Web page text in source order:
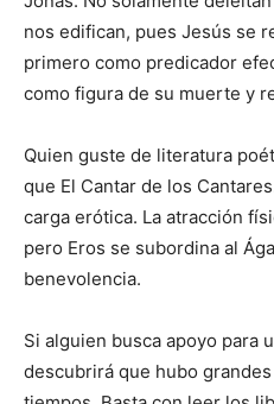
nos edifican, pues Jesús se
primero como predicador
como figura de su muerte y
Quien guste de literatura
que El Cantar de los
carga erótica. La atracción
pero Eros se subordina al
benevolencia.
Si alguien bus­ca apoyo para
descubrirá que hubo